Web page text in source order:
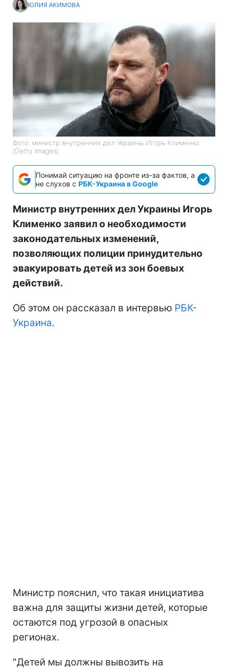
ЮЛИЯ АКИМОВА
Фото: министр внутренних дел Украины Игорь Клименко
(Getty Images)
Понимай ситуацию на фронте из-за фактов, а
не слухов с РБК-Украина в Google
Министр внутренних дел Украины Игорь
Клименко заявил о необходимости
законодательных изменений,
позволяющих полиции принудительно
эвакуировать детей из зон боевых
действий.
Об этом он рассказал в интервью РБК-
Украина.
Министр пояснил, что такая инициатива
важна для защиты жизни детей, которые
остаются под угрозой в опасных
регионах.
"Детей мы должны вывозить на